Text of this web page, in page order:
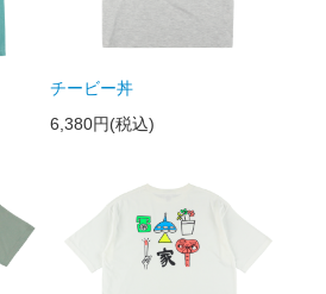
チービー丼
6,380円(税込)